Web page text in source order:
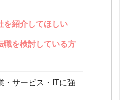
を紹介してほしい
職を検討している方
・サービス・ITに強